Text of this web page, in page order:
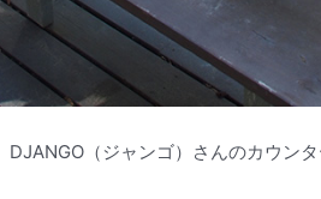
DJANGO（ジャンゴ）さんのカウン